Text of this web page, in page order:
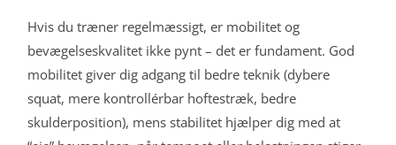
Hvis du træner regelmæssigt, er mobilitet og
bevægelseskvalitet ikke pynt – det er fundament. God
mobilitet giver dig adgang til bedre teknik (dybere
squat, mere kontrollérbar hoftestræk, bedre
skulderposition), mens stabilitet hjælper dig med at